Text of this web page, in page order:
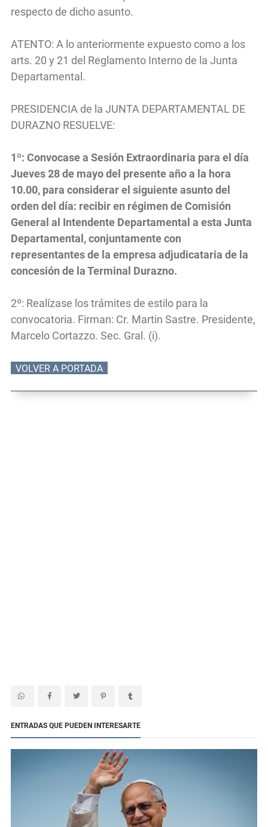
respecto de dicho asunto.
ATENTO: A lo anteriormente expuesto como a los
arts. 20 y 21 del Reglamento Interno de la Junta
Departamental.
PRESIDENCIA de la JUNTA DEPARTAMENTAL DE
DURAZNO RESUELVE:
1º: Convocase a Sesión Extraordinaria para el día
Jueves 28 de mayo del presente año a la hora
10.00, para considerar el siguiente asunto del
orden del día: recibir en régimen de Comisión
General al Intendente Departamental a esta Junta
Departamental, conjuntamente con
representantes de la empresa adjudicataria de la
concesión de la Terminal Durazno.
2º: Realízase los trámites de estilo para la
convocatoria. Firman: Cr. Martin Sastre. Presidente,
Marcelo Cortazzo. Sec. Gral. (i).
VOLVER A PORTADA
ENTRADAS QUE PUEDEN INTERESARTE